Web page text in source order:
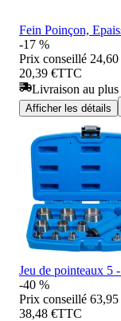
Fein Poinçon,
-17 %
Prix conseillé 24,60
20,39 €TTC
Livraison au
Afficher les détails
Jeu de pointeaux 5
-40 %
Prix conseillé 63,95
38,48 €TTC